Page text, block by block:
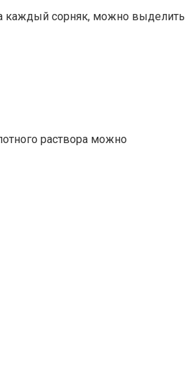
каждый сорняк, можно выделить
раствора можно